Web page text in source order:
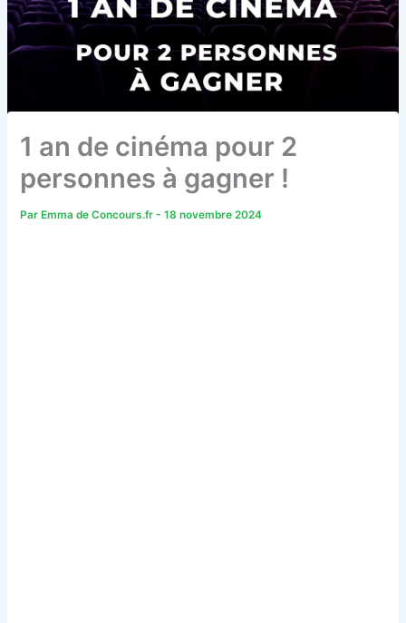
1 an de cinéma pour 2
personnes à gagner !
Par Emma de Concours.fr-18 novembre 2024